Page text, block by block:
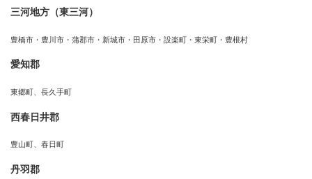
三河地方（東三河）
豊橋市・豊川市・蒲郡市・新城市・田原市・設楽町・東栄町・豊根村
愛知郡
東郷町、長久手町
西春日井郡
豊山町、春日町
丹羽郡